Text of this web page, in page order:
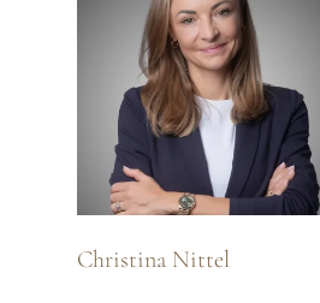
Christina Nittel